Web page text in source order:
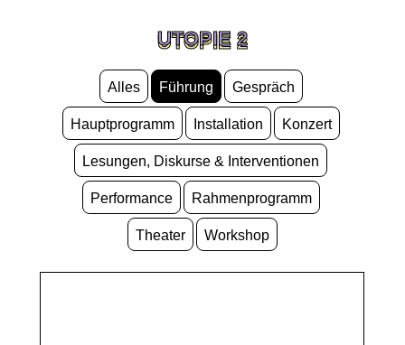
UTOPIE 2
UTOPIE 2
Alles Führung Gespräch
Hauptprogramm Installation Konzert
Lesungen, Diskurse & Interventionen
Performance Rahmenprogramm
Theater Workshop